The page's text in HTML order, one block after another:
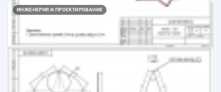
ИНЖЕНЕРИЯ И ПРОЕКТИРОВАНИЕ